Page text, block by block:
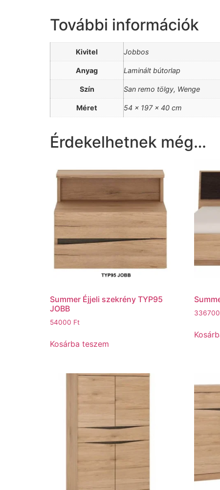
További információk
Kivitel Jobbos
Anyag Laminált bútorlap
Szín San remo tölgy, Wenge
Méret 54 x 197 x 40 cm
Érdekelhetnek még…
Summer Éjjeli szekrény TYP95
JOBB
54000 Ft
Kosárba teszem
336700